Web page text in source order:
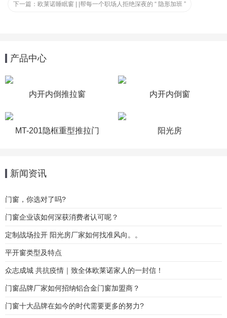
下一篇： 欧莱诺睡眠窗 | |帮每一个职场人拒绝深夜的 “ 隐形加班 ”
产品中心
内开内倒推拉窗 内开内倒窗
MT-201隐框重型推拉门 阳光房
新闻资讯
门窗，你选对了吗?
门窗企业该如何深获消费者认可呢？
定制战场拉开 阳光房厂家如何找准风向。。
平开窗类型及特点
众志成城 共抗疫情｜致全体欧莱诺家人的一封信！
门窗品牌厂家如何招纳铝合金门窗加盟商？
门窗十大品牌在如今的时代需要更多的努力?